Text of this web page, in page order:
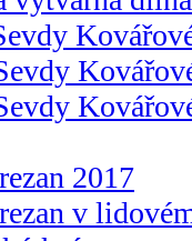
2017
v